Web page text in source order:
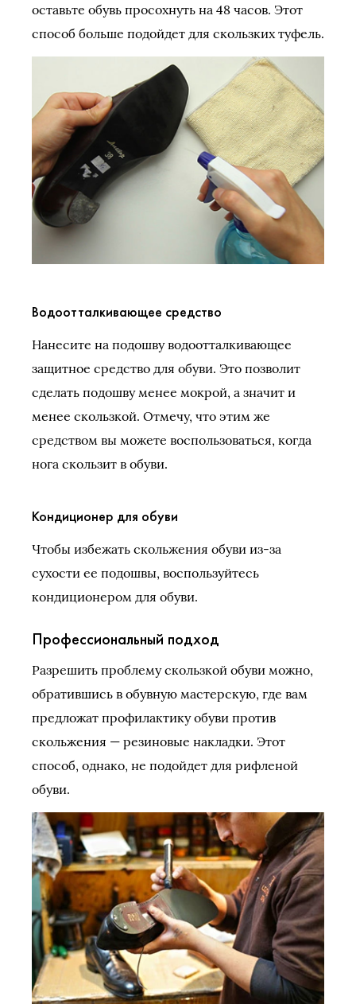
оставьте обувь просохнуть на 48 часов. Этот
способ больше подойдет для скользких туфель.
Водоотталкивающее средство
Нанесите на подошву водоотталкивающее
защитное средство для обуви. Это позволит
сделать подошву менее мокрой, а значит и
менее скользкой. Отмечу, что этим же
средством вы можете воспользоваться, когда
нога скользит в обуви.
Кондиционер для обуви
Чтобы избежать скольжения обуви из-за
сухости ее подошвы, воспользуйтесь
кондиционером для обуви.
Профессиональный подход
Разрешить проблему скользкой обуви можно,
обратившись в обувную мастерскую, где вам
предложат профилактику обуви против
скольжения — резиновые накладки. Этот
способ, однако, не подойдет для рифленой
обуви.